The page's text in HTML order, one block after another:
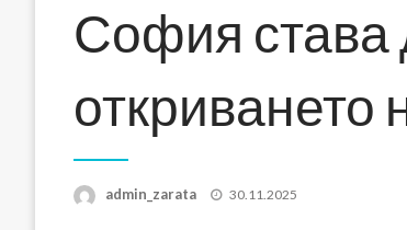
София става
откриването
admin_zarata
Posted
30.11.2025